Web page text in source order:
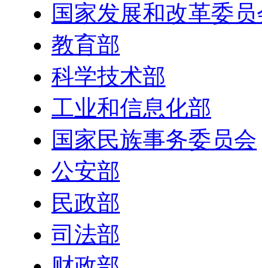
国家发展和改革委
教育部
科学技术部
工业和信息化部
国家民族事务委员会
公安部
民政部
司法部